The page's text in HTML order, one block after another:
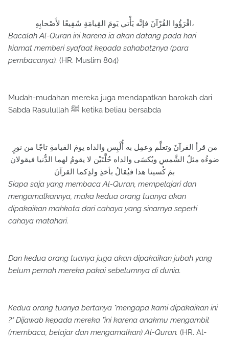
اقْرَؤُوا القُرْآنَ فإنَّه يَأْتي يَومَ القِيامَةِ شَفِيعًا لأَصْحابِهِ،
Bacalah Al-Quran ini karena ia akan datang pada hari
kiamat memberi syafaat kepada sahabat2nya (para
pembacanya). (HR. Muslim 804)
Mudah-mudahan mereka juga mendapatkan barokah dari
Sabda Rasulullah ﷺ ketika beliau bersabda
من قرأ القرآنَ وتعلَّم وعمِل به أُلْبِس والداه يومَ القيامةِ تاجًا من نورٍ
ضوءُه مثلُ الشَّمسِ ويُكسَى والداه حُلَّتَيْن لا يقومُ لهما الدُّنيا فيقولان
بمَ كُسينا هذا فيُقالُ بأخذِ ولدِكما القرآنَ
Siapa saja yang membaca Al-Quran, mempelajari dan
mengamalkannya, maka kedua orang tuanya akan
dipakaikan mahkota dari cahaya yang sinarnya seperti
cahaya matahari.
Dan kedua orang tuanya juga akan dipakaikan jubah yang
belum pernah mereka pakai sebelumnya di dunia.
Kedua orang tuanya bertanya "mengapa kami dipakaikan ini
?" Dijawab kepada mereka "ini karena anakmu mengambil
(membaca, belajar dan mengamalkan) Al-Quran. (HR. Al-